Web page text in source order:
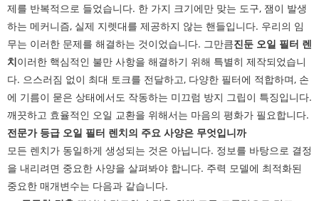
제를 반복적으로 들었습니다. 한 가지 크기에만 맞는 도구, 잼이 발생
하는 메커니즘, 실제 지렛대를 제공하지 않는 핸들입니다. 우리의 임
무는 이러한 문제를 해결하는 것이었습니다. 그만큼진둔 오일 필터 렌
치이러한 핵심적인 불만 사항을 해결하기 위해 특별히 제작되었습니
다. 으스러짐 없이 최대 토크를 전달하고, 다양한 필터에 적합하며, 손
에 기름이 묻은 상태에서도 작동하는 미끄럼 방지 그립이 특징입니다.
깨끗하고 효율적인 오일 교환을 위해서는 마음의 평화가 필요합니다.
전문가 등급 오일 필터 렌치의 주요 사양은 무엇입니까
모든 렌치가 동일하게 생성되는 것은 아닙니다. 정보를 바탕으로 결정
을 내리려면 중요한 사양을 살펴봐야 합니다. 주력 모델에 최적화된
중요한 매개변수는 다음과 같습니다.